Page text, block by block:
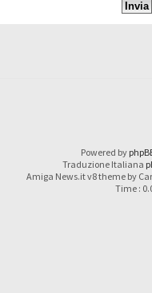
Powered by
Traduzione Italiana
Amiga News.it v8 theme by
Time :